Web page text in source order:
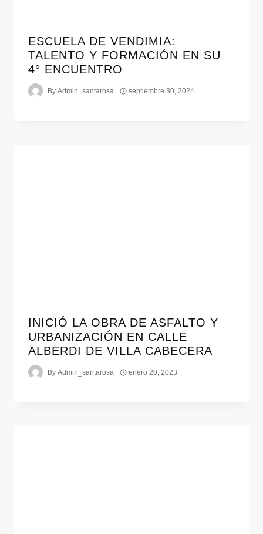
ESCUELA DE VENDIMIA:
TALENTO Y FORMACIÓN EN SU
4° ENCUENTRO
By Admin_santarosa septiembre 30, 2024
INICIÓ LA OBRA DE ASFALTO Y
URBANIZACIÓN EN CALLE
ALBERDI DE VILLA CABECERA
By Admin_santarosa enero 20, 2023